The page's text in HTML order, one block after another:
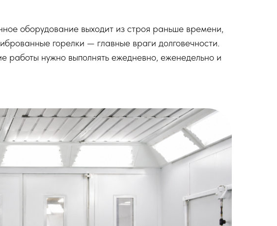
оборудование выходит из строя раньше времени,
горелки — главные враги долговечности.
работы нужно выполнять ежедневно, еженедельно и